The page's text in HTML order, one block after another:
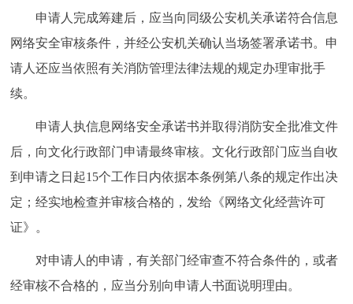
申请人完成筹建后，应当向同级公安机关承诺符合信息
网络安全审核条件，并经公安机关确认当场签署承诺书。申
请人还应当依照有关消防管理法律法规的规定办理审批手
续。
申请人执信息网络安全承诺书并取得消防安全批准文件
后，向文化行政部门申请最终审核。文化行政部门应当自收
到申请之日起15个工作日内依据本条例第八条的规定作出决
定；经实地检查并审核合格的，发给《网络文化经营许可
证》。
对申请人的申请，有关部门经审查不符合条件的，或者
经审核不合格的，应当分别向申请人书面说明理由。